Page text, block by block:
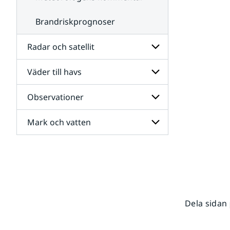
Brandriskprognoser
Radar och satellit
Undersidor
för
Radar
och
satellit
Väder till havs
Undersidor
för
Väder
till
havs
Observationer
Undersidor
för
Mark och vatten
Dela sidan